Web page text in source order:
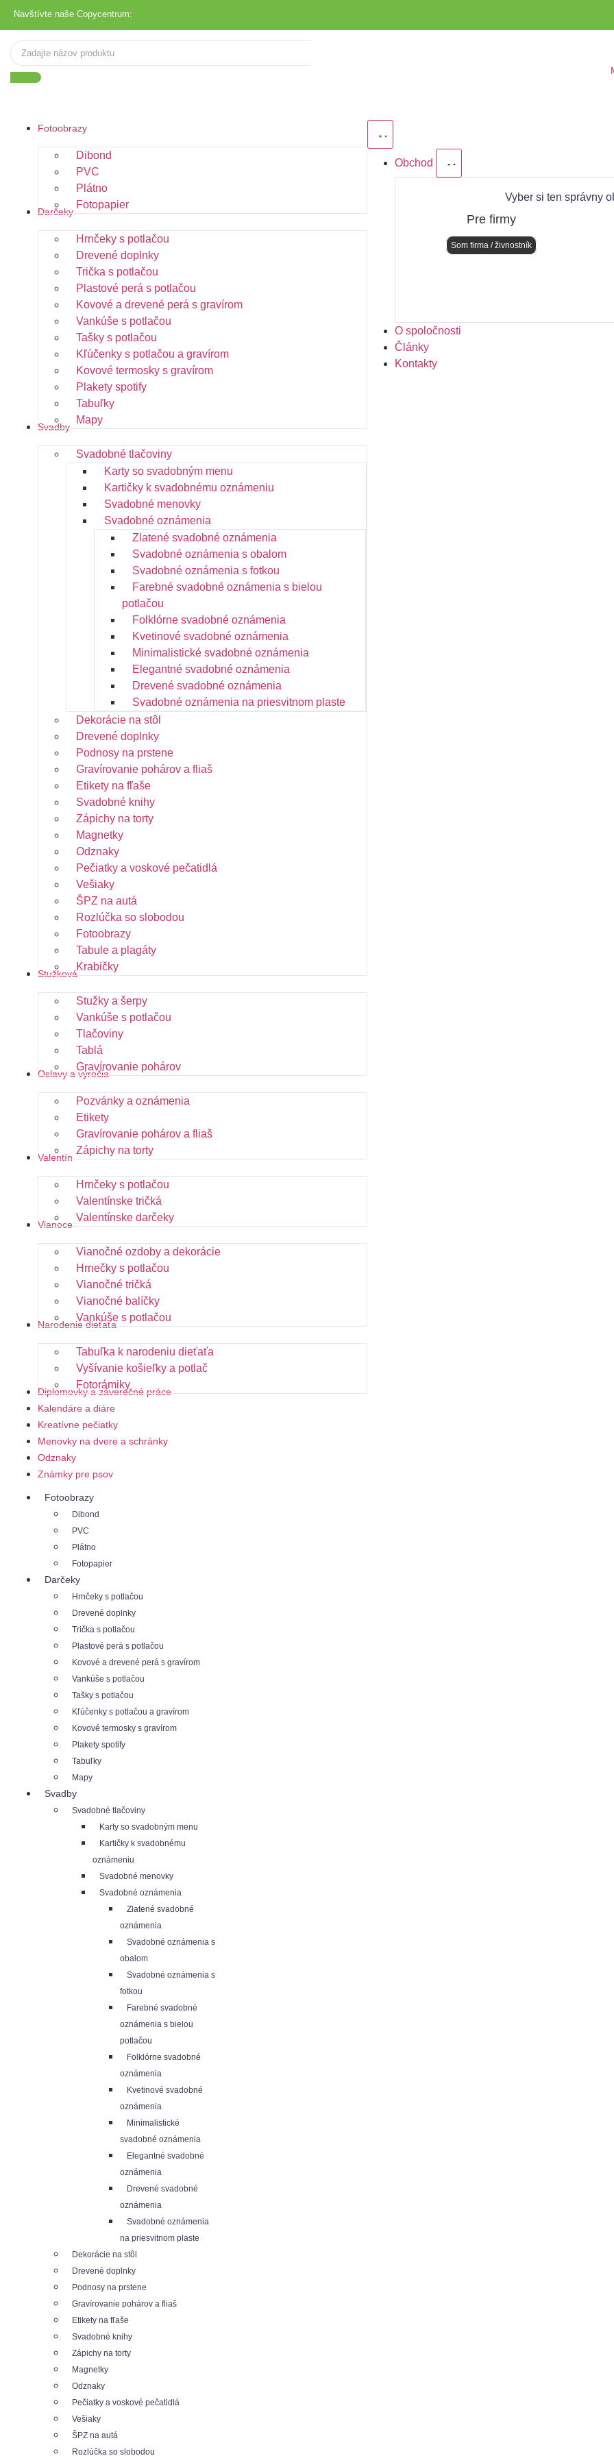
Navštívte naše Copycentrum:
Fotoobrazy
Dibond
PVC
Plátno
Fotopapier
Darčeky
Hrnčeky s potlačou
Drevené doplnky
Trička s potlačou
Plastové perá s potlačou
Kovové a drevené perá s gravírom
Vankúše s potlačou
Tašky s potlačou
Kľúčenky s potlačou a gravírom
Kovové termosky s gravírom
Plakety spotify
Tabuľky
Mapy
Svadby
Svadobné tlačoviny
Karty so svadobným menu
Kartičky k svadobnému oznámeniu
Svadobné menovky
Svadobné oznámenia
Zlatené svadobné oznámenia
Svadobné oznámenia s obalom
Svadobné oznámenia s fotkou
Farebné svadobné oznámenia s bielou
potlačou
Folklórne svadobné oznámenia
Kvetinové svadobné oznámenia
Minimalistické svadobné oznámenia
Elegantné svadobné oznámenia
Drevené svadobné oznámenia
Svadobné oznámenia na priesvitnom plaste
Dekorácie na stôl
Drevené doplnky
Podnosy na prstene
Gravírovanie pohárov a fliaš
Etikety na fľaše
Svadobné knihy
Zápichy na torty
Magnetky
Odznaky
Pečiatky a voskové pečatidlá
Vešiaky
ŠPZ na autá
Rozlúčka so slobodou
Fotoobrazy
Tabule a plagáty
Krabičky
Stužková
Stužky a šerpy
Vankúše s potlačou
Tlačoviny
Tablá
Gravírovanie pohárov
Oslavy a výročia
Pozvánky a oznámenia
Etikety
Gravírovanie pohárov a fliaš
Zápichy na torty
Valentín
Hrnčeky s potlačou
Valentínske tričká
Valentínske darčeky
Vianoce
Vianočné ozdoby a dekorácie
Hrnečky s potlačou
Vianočné tričká
Vianočné balíčky
Vankúše s potlačou
Narodenie dieťaťa
Tabuľka k narodeniu dieťaťa
Vyšívanie košieľky a potlač
Fotorámiky
Diplomovky a záverečné práce
Kalendáre a diáre
Kreatívne pečiatky
Menovky na dvere a schránky
Odznaky
Známky pre psov
Fotoobrazy
Dibond
PVC
Plátno
Fotopapier
Darčeky
Hrnčeky s potlačou
Drevené doplnky
Trička s potlačou
Plastové perá s potlačou
Kovové a drevené perá s gravírom
Vankúše s potlačou
Tašky s potlačou
Kľúčenky s potlačou a gravírom
Kovové termosky s gravírom
Plakety spotify
Tabuľky
Mapy
Svadby
Svadobné tlačoviny
Karty so svadobným menu
Kartičky k svadobnému
oznámeniu
Svadobné menovky
Svadobné oznámenia
Zlatené svadobné
oznámenia
Svadobné oznámenia s
obalom
Svadobné oznámenia s
fotkou
Farebné svadobné
oznámenia s bielou
potlačou
Folklórne svadobné
oznámenia
Kvetinové svadobné
oznámenia
Minimalistické
svadobné oznámenia
Elegantné svadobné
oznámenia
Drevené svadobné
oznámenia
Svadobné oznámenia
na priesvitnom plaste
Dekorácie na stôl
Drevené doplnky
Podnosy na prstene
Gravírovanie pohárov a fliaš
Etikety na fľaše
Svadobné knihy
Zápichy na torty
Magnetky
Odznaky
Pečiatky a voskové pečatidlá
Vešiaky
ŠPZ na autá
Rozlúčka so slobodou
Obchod
Vyber si ten správny
Pre firmy
Som firma / živnostník
O spoločnosti
Články
Kontakty